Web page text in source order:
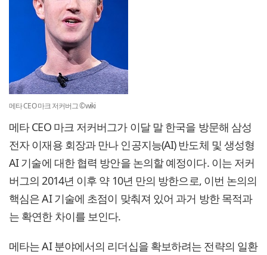
메타 CEO 마크 저커버그 ©wiki
메타 CEO 마크 저커버그가 이달 말 한국을 방문해 삼성
전자 이재용 회장과 만나 인공지능(AI) 반도체 및 생성형
AI 기술에 대한 협력 방안을 논의할 예정이다. 이는 저커
버그의 2014년 이후 약 10년 만의 방한으로, 이번 논의의
핵심은 AI 기술에 초점이 맞춰져 있어 과거 방한 목적과
는 확연한 차이를 보인다.
메타는 AI 분야에서의 리더십을 확보하려는 전략의 일환